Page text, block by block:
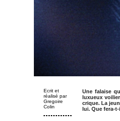
Ecrit et
réalisé par
Gregoire
Colin
Une falaise
luxueux
crique. La
lui. Que fera-